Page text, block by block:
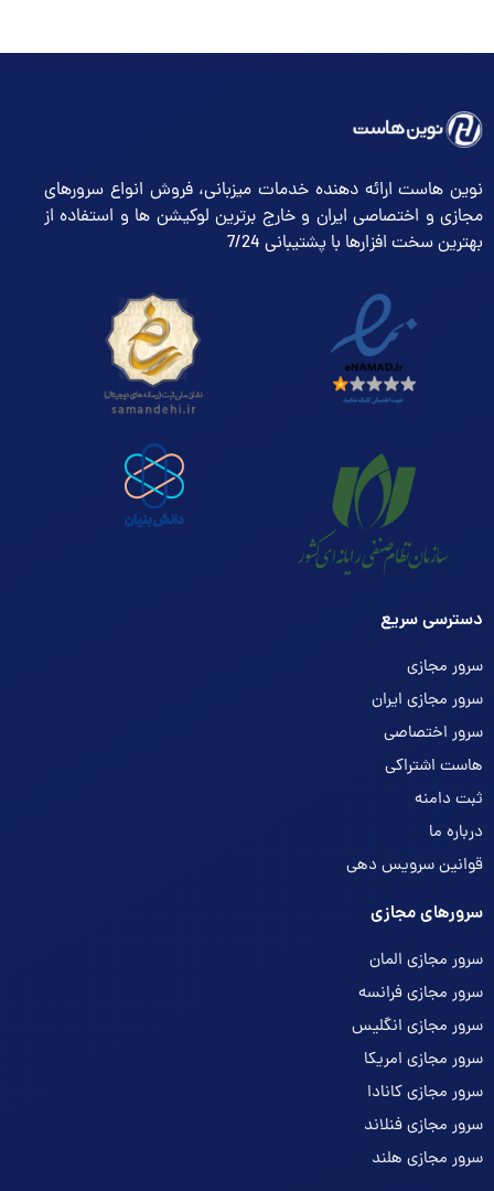
نوین هاست ارائه دهنده خدمات میزبانی، فروش انواع سرورهای
مجازی و اختصاصی ایران و خارج برترین لوکیشن ها و استفاده از
بهترین سخت افزارها با پشتیبانی 7/24
دسترسی سریع
سرور مجازی
سرور مجازی ایران
سرور اختصاصی
هاست اشتراکی
ثبت دامنه
درباره ما
قوانین سرویس دهی
سرورهای مجازی
سرور مجازی المان
سرور مجازی فرانسه
سرور مجازی انگلیس
سرور مجازی امریکا
سرور مجازی کانادا
سرور مجازی فنلاند
سرور مجازی هلند